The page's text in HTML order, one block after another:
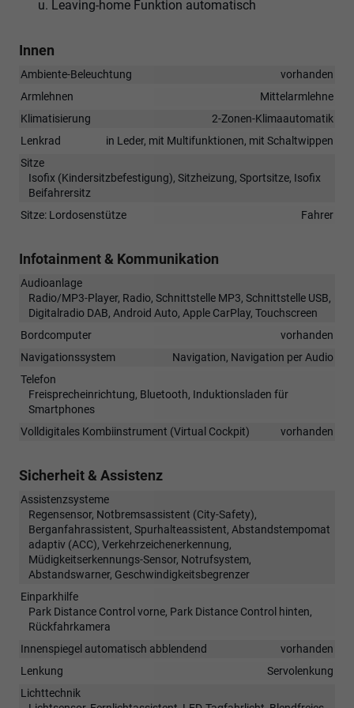
u. Leaving-home Funktion automatisch
Innen
Ambiente-Beleuchtung
vorhanden
Armlehnen
Mittelarmlehne
Klimatisierung
2-Zonen-Klimaautomatik
Lenkrad
in Leder, mit Multifunktionen, mit Schaltwippen
Sitze
Isofix (Kindersitzbefestigung), Sitzheizung, Sportsitze, Isofix
Beifahrersitz
Sitze: Lordosenstütze
Fahrer
Infotainment & Kommunikation
Audioanlage
Radio/MP3-Player, Radio, Schnittstelle MP3, Schnittstelle USB,
Digitalradio DAB, Android Auto, Apple CarPlay, Touchscreen
Bordcomputer
vorhanden
Navigationssystem
Navigation, Navigation per Audio
Telefon
Freisprecheinrichtung, Bluetooth, Induktionsladen für
Smartphones
Volldigitales Kombiinstrument (Virtual Cockpit)
vorhanden
Sicherheit & Assistenz
Assistenzsysteme
Regensensor, Notbremsassistent (City-Safety),
Berganfahrassistent, Spurhalteassistent, Abstandstempomat
adaptiv (ACC), Verkehrzeichenerkennung,
Müdigkeitserkennungs-Sensor, Notrufsystem,
Abstandswarner, Geschwindigkeitsbegrenzer
Einparkhilfe
Park Distance Control vorne, Park Distance Control hinten,
Rückfahrkamera
Innenspiegel automatisch abblendend
vorhanden
Lenkung
Servolenkung
Lichttechnik